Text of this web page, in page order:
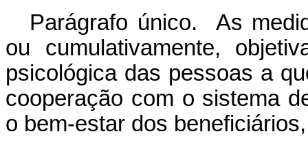
Parágrafo único. As
ou cumulativamente,
psicológica das pessoas a
cooperação com o sistema
o bem-estar dos